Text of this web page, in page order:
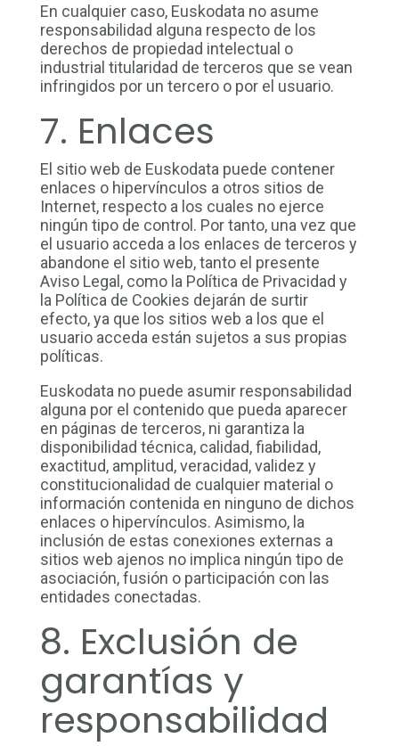
En cualquier caso, Euskodata no asume
responsabilidad alguna respecto de los
derechos de propiedad intelectual o
industrial titularidad de terceros que se vean
infringidos por un tercero o por el usuario.
7. Enlaces
El sitio web de Euskodata puede contener
enlaces o hipervínculos a otros sitios de
Internet, respecto a los cuales no ejerce
ningún tipo de control. Por tanto, una vez que
el usuario acceda a los enlaces de terceros y
abandone el sitio web, tanto el presente
Aviso Legal, como la Política de Privacidad y
la Política de Cookies dejarán de surtir
efecto, ya que los sitios web a los que el
usuario acceda están sujetos a sus propias
políticas.
Euskodata no puede asumir responsabilidad
alguna por el contenido que pueda aparecer
en páginas de terceros, ni garantiza la
disponibilidad técnica, calidad, fiabilidad,
exactitud, amplitud, veracidad, validez y
constitucionalidad de cualquier material o
información contenida en ninguno de dichos
enlaces o hipervínculos. Asimismo, la
inclusión de estas conexiones externas a
sitios web ajenos no implica ningún tipo de
asociación, fusión o participación con las
entidades conectadas.
8. Exclusión de
garantías y
responsabilidad